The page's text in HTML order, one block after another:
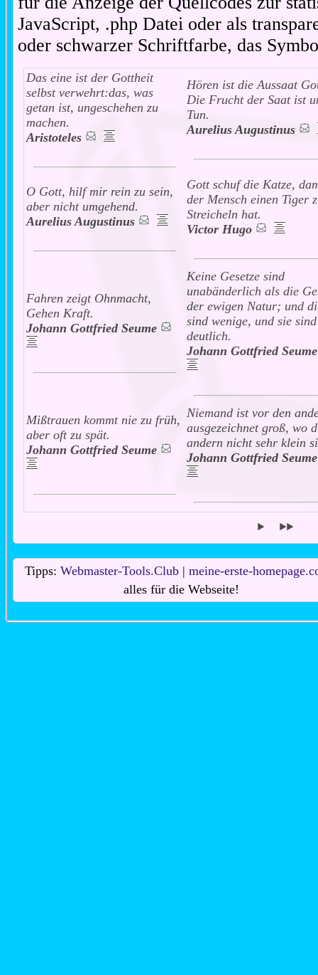
JavaScript, .php Datei oder als
oder schwarzer Schriftfarbe, das
Das eine ist der Gottheit
selbst verwehrt:das, was
getan ist, ungeschehen zu
machen.
Aristoteles
Hören ist die Aussaat
Die Frucht der Saat ist
Tun.
Aurelius Augustinus
O Gott, hilf mir rein zu sein,
aber nicht umgehend.
Aurelius Augustinus
Gott schuf die Katze,
der Mensch einen Tiger
Streicheln hat.
Victor Hugo
Fahren zeigt Ohnmacht,
Gehen Kraft.
Johann Gottfried Seume
Keine Gesetze sind
unabänderlich als die
der ewigen Natur; und
sind wenige, und sie sind
deutlich.
Johann Gottfried Seume
Mißtrauen kommt nie zu früh,
aber oft zu spät.
Johann Gottfried Seume
Niemand ist vor den
ausgezeichnet groß, wo
andern nicht sehr klein
Johann Gottfried Seume
Tipps: Webmaster-Tools.Club| meine-erste-
alles für die Webseite!